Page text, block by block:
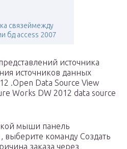
связеймежду
бд access 2007
источника
источников данных
.Open Data Source View
Works DW 2012 data source
мыши панель
выберите команду Создать
заказа через